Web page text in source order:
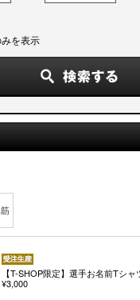
みを表示
【T-SHOP限定】選手お名前Tシ
¥3,000